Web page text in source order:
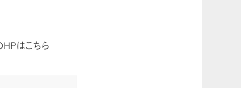
はこちら